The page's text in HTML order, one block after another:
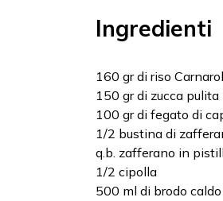
Ingredienti
160 gr di riso
150 gr di zucca pulita
100 gr di fegato di
1/2 bustina di
q.b. zafferano in
1/2 cipolla
500 ml di brodo caldo